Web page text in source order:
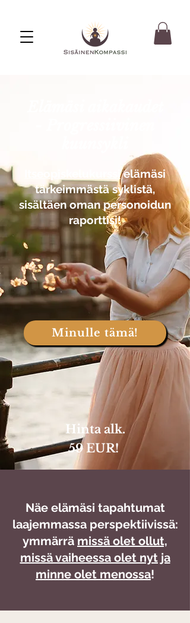
Itseopiskelukurssielämäsi
tärkeimmästä syklistä,
sisältäen oman personoidun
raporttisi!
Minulle tämä!
Hinta alk.
59 EUR!
Näe elämäsi tapahtumat
laajemmassa perspektiivissä:
ymmärrä missä olet ollut,
missä vaiheessa olet nyt ja
minne olet menossa!